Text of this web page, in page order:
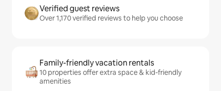
Verified guest reviews
Over 1,170 verified reviews to help you choose
Family-friendly vacation rentals
10 properties offer extra space & kid-friendly
amenities